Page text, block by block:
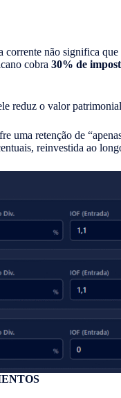
corrente não significa
cobra 30% de
reduz o valor
uma retenção de
reinvestida ao